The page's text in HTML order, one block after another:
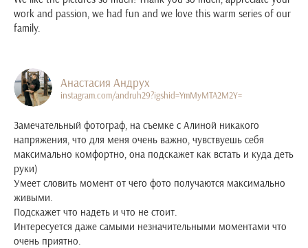
work and passion, we had fun and we love this warm series of our
family.
Анастасия Андрух
instagram.com/andruh29?igshid=YmMyMTA2M2Y=
Замечательный фотограф, на съемке с Алиной никакого
напряжения, что для меня очень важно, чувствуешь себя
максимально комфортно, она подскажет как встать и куда деть
руки)
Умеет словить момент от чего фото получаются максимально
живыми.
Подскажет что надеть и что не стоит.
Интересуется даже самыми незначительными моментами что
очень приятно.